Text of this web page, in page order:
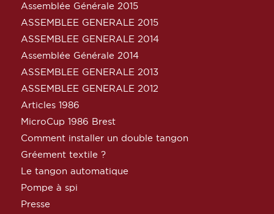
Assemblée Générale 2015
ASSEMBLEE GENERALE 2015
ASSEMBLEE GENERALE 2014
Assemblée Générale 2014
ASSEMBLEE GENERALE 2013
ASSEMBLEE GENERALE 2012
Articles 1986
MicroCup 1986 Brest
Comment installer un double tangon
Gréement textile ?
Le tangon automatique
Pompe à spi
Presse